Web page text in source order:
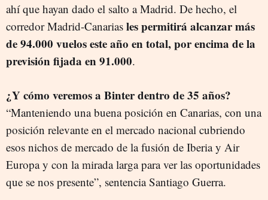
ahí que hayan dado el salto a Madrid. De hecho, el
corredor Madrid-Canarias les permitirá alcanzar más
de 94.000 vuelos este año en total, por encima de la
previsión fijada en 91.000.
¿Y cómo veremos a Binter dentro de 35 años?
“Manteniendo una buena posición en Canarias, con una
posición relevante en el mercado nacional cubriendo
esos nichos de mercado de la fusión de Iberia y Air
Europa y con la mirada larga para ver las oportunidades
que se nos presente”, sentencia Santiago Guerra.